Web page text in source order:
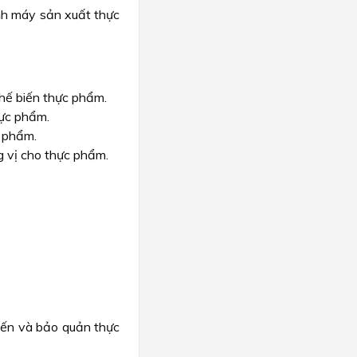
máy sản xuất thực
biến thực phẩm.
phẩm.
vị cho thực phẩm.​
và bảo quản thực